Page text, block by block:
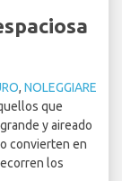
, NOLEGGIARE
que
y aireado
convierten en
los